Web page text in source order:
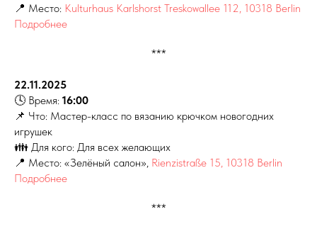
📍 Место: Kulturhaus Karlshorst Treskowallee 112, 10318 Berlin
Подробнее
***
22.11.2025
🕓 Время: 16:00
📌 Что: Мастер-класс по вязанию крючком новогодних
игрушек
👪 Для кого: Для всех желающих
📍 Место: «Зелёный салон», Rienzistraße 15, 10318 Berlin
Подробнее
***